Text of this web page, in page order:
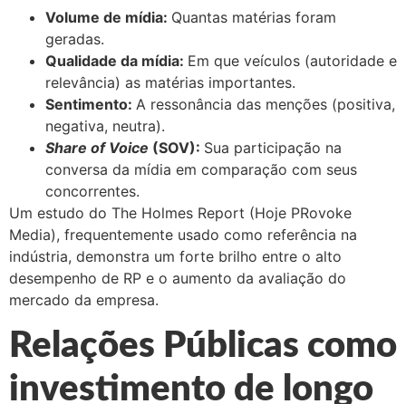
Volume de mídia: Quantas matérias foram
geradas.
Qualidade da mídia: Em que veículos (autoridade e
relevância) as matérias importantes.
Sentimento: A ressonância das menções (positiva,
negativa, neutra).
Share of Voice (SOV): Sua participação na
conversa da mídia em comparação com seus
concorrentes.
Um estudo do The Holmes Report (Hoje PRovoke
Media), frequentemente usado como referência na
indústria, demonstra um forte brilho entre o alto
desempenho de RP e o aumento da avaliação do
mercado da empresa.
Relações Públicas como
investimento de longo